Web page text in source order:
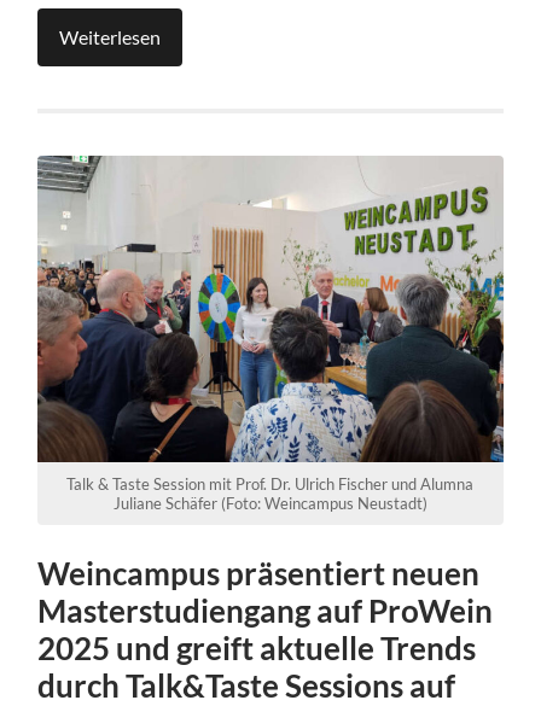
Weiterlesen
Talk & Taste Session mit Prof. Dr. Ulrich Fischer und Alumna
Juliane Schäfer (Foto: Weincampus Neustadt)
Weincampus präsentiert neuen
Masterstudiengang auf ProWein
2025 und greift aktuelle Trends
durch Talk&Taste Sessions auf